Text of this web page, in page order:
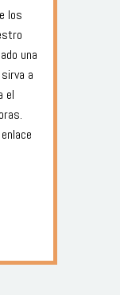
los
una
a
el